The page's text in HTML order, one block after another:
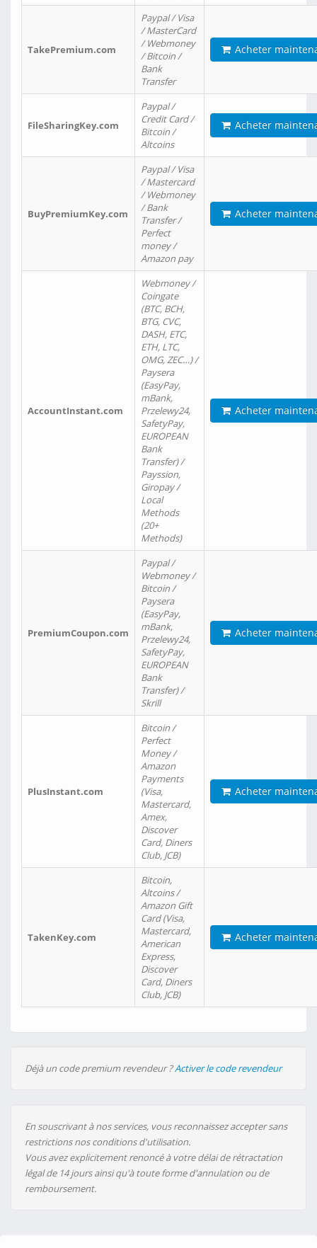
TakePremium.com
Paypal / Visa
/ MasterCard
/ Webmoney
/ Bitcoin /
Bank
Transfer
Acheter
FileSharingKey.com
Paypal /
Credit Card /
Bitcoin /
Altcoins
Acheter
BuyPremiumKey.com
Paypal / Visa
/ Mastercard
/ Webmoney
/ Bank
Transfer /
Perfect
money /
Amazon pay
Acheter
AccountInstant.com
Webmoney /
Coingate
(BTC, BCH,
BTG, CVC,
DASH, ETC,
ETH, LTC,
OMG, ZEC…) /
Paysera
(EasyPay,
mBank,
Przelewy24,
SafetyPay,
EUROPEAN
Bank
Transfer) /
Payssion,
Giropay /
Local
Methods
(20+
Methods)
Acheter
PremiumCoupon.com
Paypal /
Webmoney /
Bitcoin /
Paysera
(EasyPay,
mBank,
Przelewy24,
SafetyPay,
EUROPEAN
Bank
Transfer) /
Skrill
Acheter
PlusInstant.com
Bitcoin /
Perfect
Money /
Amazon
Payments
(Visa,
Mastercard,
Amex,
Discover
Card, Diners
Club, JCB)
Acheter
TakenKey.com
Bitcoin,
Altcoins /
Amazon Gift
Card (Visa,
Mastercard,
American
Express,
Discover
Card, Diners
Club, JCB)
Acheter
Déjà un code premium revendeur ?Activer le code revendeur
En souscrivant à nos services, vous reconnaissez accepter sans
restrictions nos conditions d'utilisation.
Vous avez explicitement renoncé à votre délai de rétractation
légal de 14 jours ainsi qu'à toute forme d'annulation ou de
remboursement.